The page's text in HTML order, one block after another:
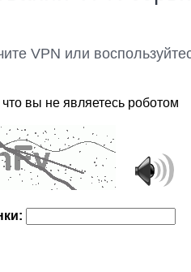
VPN или
вы не являетесь роботом